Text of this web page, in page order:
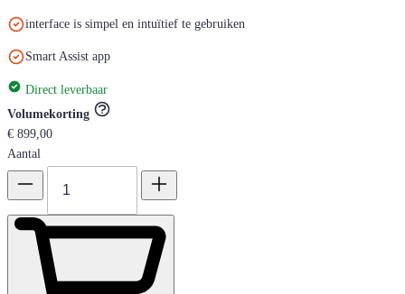
interface is simpel en intuïtief te gebruiken
Smart Assist app
Direct leverbaar
Volumekorting
€ 899,00
Aantal